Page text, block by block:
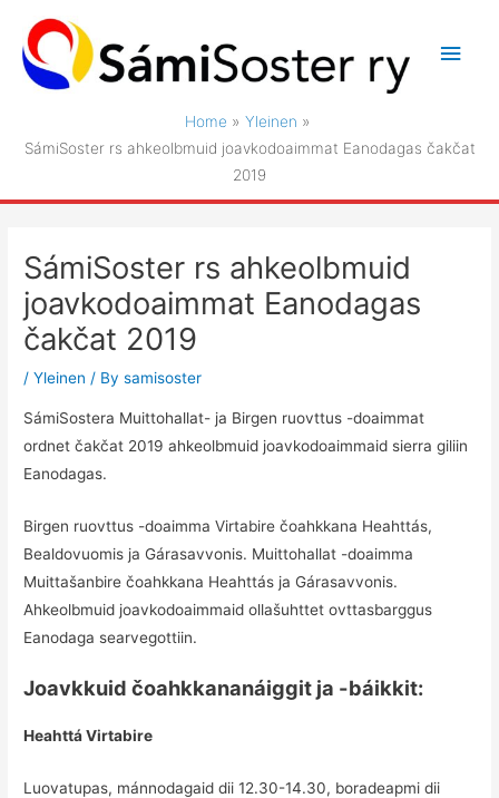
content
Main
Home
Yleinen
SámiSoster rs ahkeolbmuid joavkodoaimmat Eanodagas čakčat
2019
SámiSoster rs ahkeolbmuid
joavkodoaimmat Eanodagas
čakčat 2019
/Yleinen / Bysamisoster
SámiSostera Muittohallat- ja Birgen ruovttus -doaimmat
ordnet čakčat 2019 ahkeolbmuid joavkodoaimmaid sierra giliin
Eanodagas.
Birgen ruovttus -doaimma Virtabire čoahkkana Heahttás,
Bealdovuomis ja Gárasavvonis. Muittohallat -doaimma
Muittašanbire čoahkkana Heahttás ja Gárasavvonis.
Ahkeolbmuid joavkodoaimmaid ollašuhttet ovttasbarggus
Eanodaga searvegottiin.
Joavkkuid čoahkkananáiggit ja -báikkit:
Heahttá Virtabire
Luovatupas, mánnodagaid dii 12.30-14.30, boradeapmi dii